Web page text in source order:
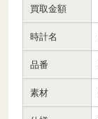
買取金額
時計名
品番
素材